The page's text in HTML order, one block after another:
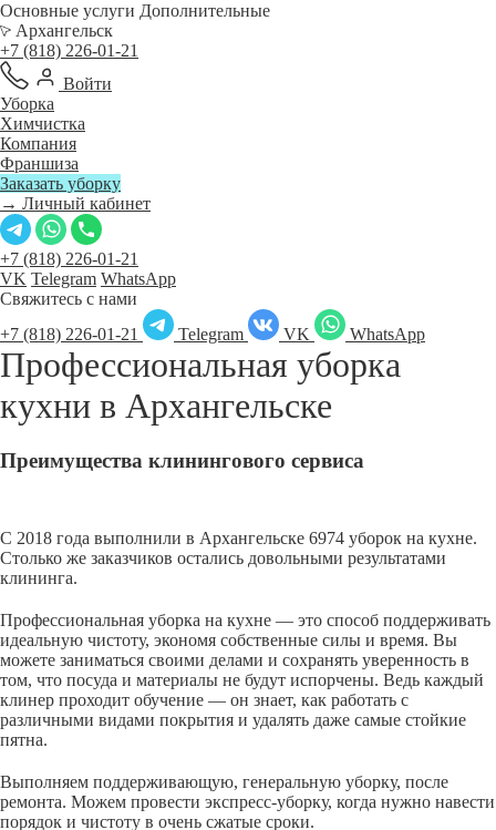
Основные услуги Дополнительные
Архангельск
+7 (818) 226-01-21
Войти
Уборка
Химчистка
Компания
Франшиза
Заказать уборку
→ Личный кабинет
+7 (818) 226-01-21
VK Telegram WhatsApp
Свяжитесь с нами
+7 (818) 226-01-21
Telegram VK WhatsApp
Профессиональная уборка
кухни в Архангельске
Преимущества клинингового сервиса
С 2018 года выполнили в Архангельске 6974 уборок на кухне.
Столько же заказчиков остались довольными результатами
клининга.
Профессиональная уборка на кухне — это способ поддерживать
идеальную чистоту, экономя собственные силы и время. Вы
можете заниматься своими делами и сохранять уверенность в
том, что посуда и материалы не будут испорчены. Ведь каждый
клинер проходит обучение — он знает, как работать с
различными видами покрытия и удалять даже самые стойкие
пятна.
Выполняем поддерживающую, генеральную уборку, после
ремонта. Можем провести экспресс-уборку, когда нужно навести
порядок и чистоту в очень сжатые сроки.